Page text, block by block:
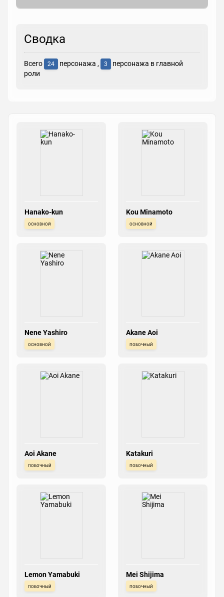
Сводка
Всего 24 персонажа , 3
персонажа в главной
роли
Hanako-kun
основной
Kou Minamoto
основной
Nene Yashiro
основной
Akane Aoi
побочный
Aoi Akane
побочный
Katakuri
побочный
Lemon Yamabuki
побочный
Mei Shijima
побочный